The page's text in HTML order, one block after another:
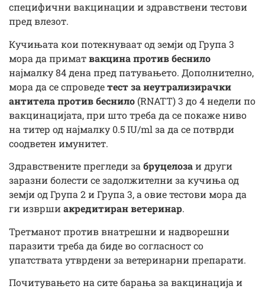
специфични вакцинации и здравствени тестови
пред влезот.
Кучињата кои потекнуваат од земји од Група 3
мора да приматвакцина против беснило
најмалку 84 дена пред патувањето. Дополнително,
мора да се спроведетест за неутрализирачки
антитела против беснило (RNATT) 3 до 4 недели по
вакцинацијата, при што треба да се покаже ниво
на титер од најмалку 0.5 IU/ml за да се потврди
соодветен имунитет.
Здравствените прегледи за бруцелозаи други
заразни болести се задолжителни за кучиња од
земји од Група 2 и Група 3, а овие тестови мора да
ги изврши акредитиран ветеринар.
Третманот против внатрешни и надворешни
паразити треба да биде во согласност со
упатствата утврдени за ветеринарни препарати.
Почитувањето на сите барања за вакцинација и